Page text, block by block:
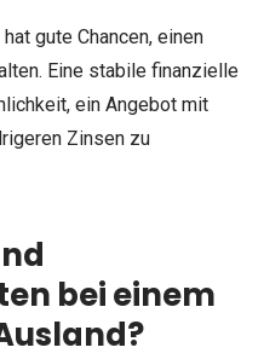
gute Chancen, einen
Eine stabile finanzielle
ein Angebot mit
Zinsen zu
bei einem